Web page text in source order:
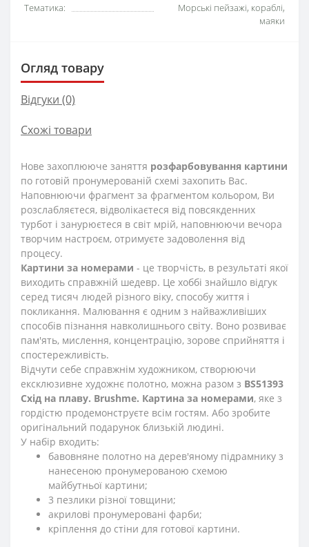
Тематика:
Морські пейзажі, кораблі,
маяки
Огляд товару
Відгуки (0)
Схожі товари
Нове захоплююче заняття розфарбовування картини
по готовій пронумерованій схемі захопить Вас.
Наповнюючи фрагмент за фрагментом кольором, Ви
розслабляєтеся, відволікаєтеся від повсякденних
турбот і занурюєтеся в світ мрій, наповнюючи вечора
творчим настроєм, отримуєте задоволення від
процесу.
Картини за номерами - це творчість, в результаті якої
виходить справжній шедевр. Це хоббі знайшло відгук
серед тисяч людей різного віку, способу життя і
покликання. Малювання є одним з найважливіших
способів пізнання навколишнього світу. Воно розвиває
пам'ять, мислення, концентрацію, зорове сприйняття і
спостережливість.
Відчути себе справжнім художником, створюючи
ексклюзивне художнє полотно, можна разом з BS51393
Схід на плаву. Brushme. Картина за номерами, яке з
гордістю продемонструєте всім гостям. Або зробите
оригінальний подарунок близькій людині.
У набір входить:
бавовняне полотно на дерев'яному підрамнику з
нанесеною пронумерованою схемою
майбутньої картини;
3 пезлики різної товщини;
акрилові пронумеровані фарби;
кріплення до стіни для готової картини.